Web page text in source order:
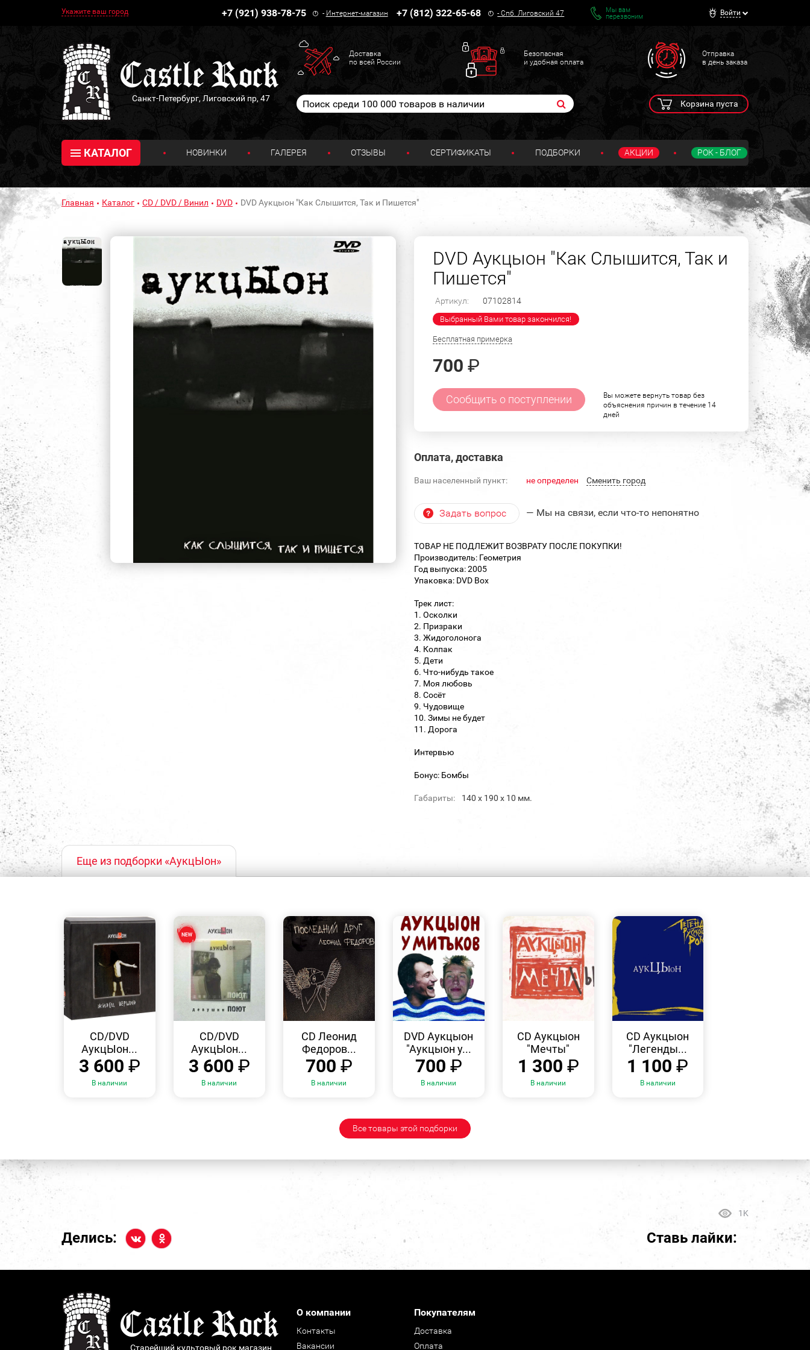
Укажите ваш город +7 (921) 938-78-75 - Интернет-магазин +7 (812) 322-65-68 -Спб. Лиговский 47
Мы вам
перезвоним
Войти
Санкт-Петербург, Лиговский пр, 47
Доставка
по всей России
Безопасная
и удобная оплата
Отправка
в день заказа
Корзина пуста
КАТАЛОГ НОВИНКИ ГАЛЕРЕЯ ОТЗЫВЫ СЕРТИФИКАТЫ ПОДБОРКИ АКЦИИ РОК - БЛОГ
Главная Каталог CD / DVD / Винил DVD DVD Аукцыон "Как Слышится, Так и Пишется"
DVD Аукцыон "Как Слышится, Так и
Пишется"
Артикул: 07102814
Выбранный Вами товар закончился!
Бесплатная примерка
700 ₽
Сообщить о поступлении
Вы можете вернуть товар без
объяснения причин в течение 14
дней
Оплата, доставка
Ваш населенный пункт: не определен Cменить город
Задать вопрос — Мы на связи, если что-то непонятно
ТОВАР НЕ ПОДЛЕЖИТ ВОЗВРАТУ ПОСЛЕ ПОКУПКИ!
Производитель: Геометрия
Год выпуска: 2005
Упаковка: DVD Box
Трек лист:
1. Осколки
2. Призраки
3. Жидоголонога
4. Колпак
5. Дети
6. Что-нибудь такое
7. Моя любовь
8. Сосёт
9. Чудовище
10. Зимы не будет
11. Дорога
Интервью
Бонус: Бомбы
Габариты: 140 х 190 х 10 мм.
Еще из подборки «АукцЫон»
ПРОСМОТР
CD/DVD
АукцЫон...
3 600 ₽
В наличии
ПРОСМОТР
CD/DVD
АукцЫон...
3 600 ₽
В наличии
ПРОСМОТР
CD Леонид
Федоров...
700 ₽
В наличии
ПРОСМОТР
DVD Аукцыон
"Аукцыон у...
700 ₽
В наличии
CD Аукцыон
"Мечты"
1 300 ₽
В наличии
CD Аукцыон
"Легенды...
1 100₽
В наличии
Все товары этой подборки
1K
Делись: Ставь лайки:
Старейший культовый рок магазин
О компании
Контакты
Вакансии
Покупателям
Доставка
Оплата